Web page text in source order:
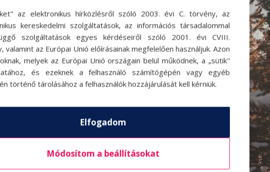
az elektronikus hírközlésről szóló 2003. évi C. törvény, az
kereskedelmi szolgáltatások, az információs társadalommal
szolgáltatások egyes kérdéseiről szóló 2001. évi CVIII.
valamint az Európai Unió előírásainak megfelelően használjuk. Azon
melyek az Európai Unió országain belül működnek, a „sütik"
és ezeknek a felhasználó számítógépén vagy egyéb
történő tárolásához a felhasználók hozzájárulását kell kérniük.
Elfogadom
Módosítom a beállításokat